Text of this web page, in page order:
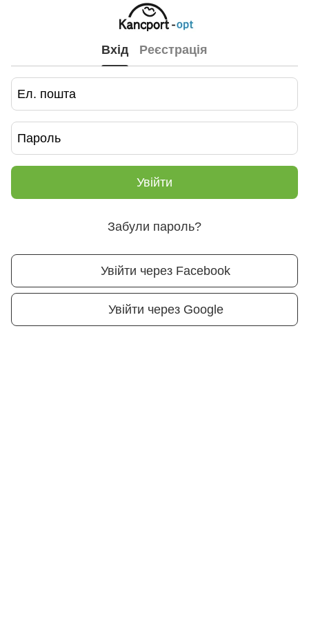
Вхід Реєстрація
Увійти
Забули пароль?
Увійти через Facebook
Увійти через Google